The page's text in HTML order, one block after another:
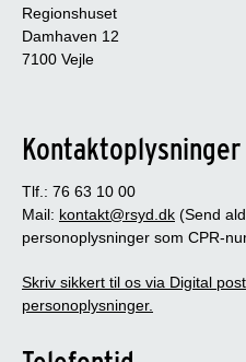
Regionshuset
Damhaven 12
7100 Vejle
Kontaktoplysninger
Tlf.: 76 63 10 00
Mail: kontakt@rsyd.dk (Send
personoplysninger som CPR-
Skriv sikkert til os via Digital
personoplysninger.